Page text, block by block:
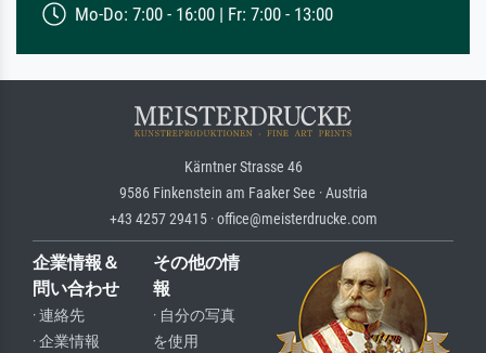
Mo-Do: 7:00 - 16:00 | Fr: 7:00 - 13:00
Kärntner Strasse 46
9586 Finkenstein am Faaker See · Austria
+43 4257 29415 · office@meisterdrucke.com
企業情報＆
問い合わせ
· 連絡先
· 企業情報
その他の情
報
· 自分の写真
を使用